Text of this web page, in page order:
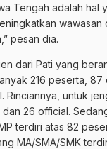
Tengah adalah hal
wawasan
pesan dia.
dari Pati yang
216 peserta, 87
Rinciannya, untuk
26 official.
terdiri atas 82
MA/SMA/SMK